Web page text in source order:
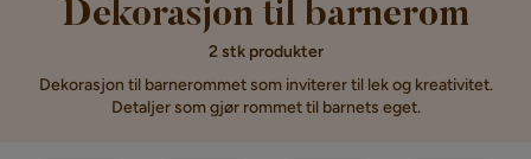
Dekorasjon til barnerom
2 stk produkter
Dekorasjon til barnerommet som inviterer til lek og kreativitet.
Detaljer som gjør rommet til barnets eget.